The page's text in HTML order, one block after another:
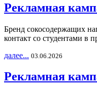
Рекламная
Бренд сокосодержащих
контакт со студентами в
далее... 03.06.2026
Рекламная